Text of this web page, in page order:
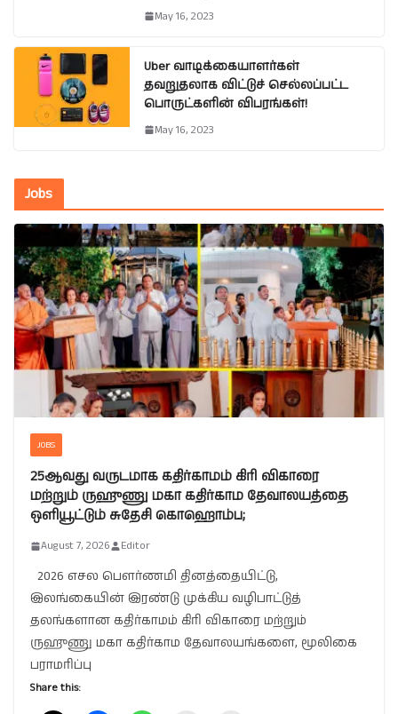
May 16, 2023
Uber வாடிக்கையாளர்கள்
தவறுதலாக விட்டுச் செல்லப்பட்ட
பொருட்களின் விபரங்கள்!
May 16, 2023
Jobs
JOBS
25ஆவது வருடமாக கதிர்காமம் கிரி விகாரை
மற்றும் ருஹுணு மகா கதிர்காம தேவாலயத்தை
ஒளியூட்டும் சுதேசி கொஹொம்ப;
August 7, 2026 Editor
2026 எசல பௌர்ணமி தினத்தையிட்டு,
இலங்கையின் இரண்டு முக்கிய வழிபாட்டுத்
தலங்களான கதிர்காமம் கிரி விகாரை மற்றும்
ருஹுணு மகா கதிர்காம தேவாலயங்களை, மூலிகை
பராமரிப்பு
Share this: